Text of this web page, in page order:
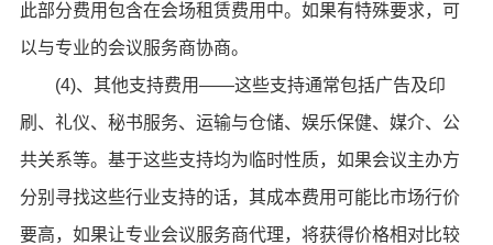
此部分费用包含在会场租赁费用中。如果有特殊要求，可
以与专业的会议服务商协商。
(4)、其他支持费用——这些支持通常包括广告及印
刷、礼仪、秘书服务、运输与仓储、娱乐保健、媒介、公
共关系等。基于这些支持均为临时性质，如果会议主办方
分别寻找这些行业支持的话，其成本费用可能比市场行价
要高，如果让专业会议服务商代理，将获得价格相对比较